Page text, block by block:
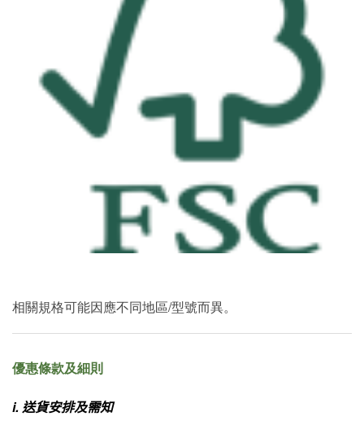
相關規格可能因應不同地區/型號而異。
優惠條款及細則
i.送貨安排及需知